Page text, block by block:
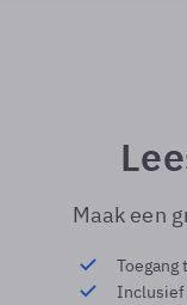
Maak een
Toegang
Inclusief